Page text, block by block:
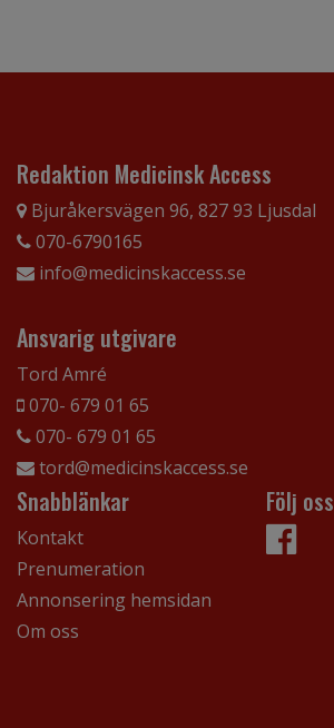
Redaktion Medicinsk Access
Bjuråkersvägen 96, 827 93 Ljusdal
070-6790165
info@medicinskaccess.se
Ansvarig utgivare
Tord Amré
070- 679 01 65
070- 679 01 65
tord@medicinskaccess.se
Snabblänkar
Kontakt
Prenumeration
Annonsering hemsidan
Om oss
Följ oss